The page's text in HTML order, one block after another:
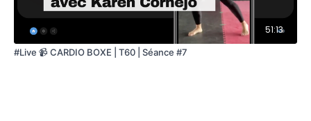
51:13
#Live 📹 CARDIO BOXE | T60 | Séance #7